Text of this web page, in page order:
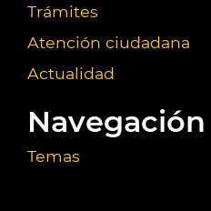
Trámites
Atención ciudadana
Actualidad
Navegación
Temas